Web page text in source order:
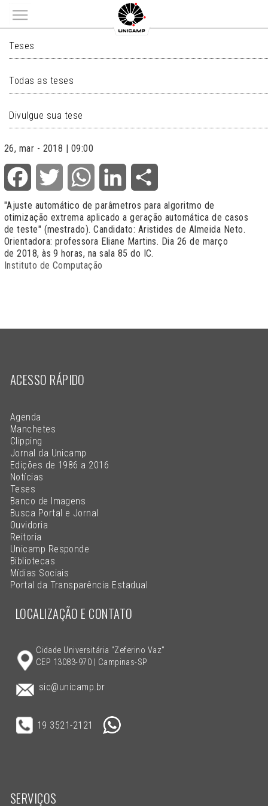
Main menu
TESES
Teses
Todas as teses
Divulgue sua tese
26, mar - 2018 | 09:00
Facebook Twitter WhatsApp LinkedIn
"Ajuste automático de parâmetros para algoritmo de
otimização extrema aplicado a geração automática de casos
de teste" (mestrado). Candidato: Aristides de Almeida Neto.
Orientadora: professora Eliane Martins. Dia 26 de março
de 2018, às 9 horas, na sala 85 do IC.
Instituto de Computação
ACESSO RÁPIDO
Agenda
Manchetes
Clipping
Jornal da Unicamp
Edições de 1986 a 2016
Notícias
Teses
Banco de Imagens
Busca Portal e Jornal
Ouvidoria
Reitoria
Unicamp Responde
Bibliotecas
Mídias Sociais
Portal da Transparência Estadual
LOCALIZAÇÃO E CONTATO
Cidade Universitária "Zeferino Vaz"
CEP 13083-970 | Campinas-SP
sic@unicamp.br
19 3521-2121
SERVIÇOS